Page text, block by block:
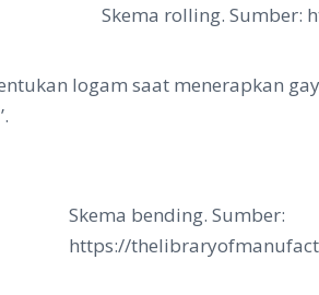
Skema rolling. Sumber:
logam saat menerapkan
Skema bending. Sumber:
https://